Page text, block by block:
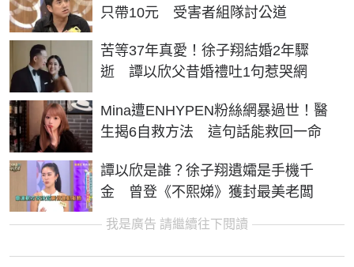
只帶10元 受害者組隊討公道
苦等37年真愛！徐子翔結婚2年驟
逝 譚以欣父昔婚禮吐1句惹哭網
Mina遭ENHYPEN粉絲網暴過世！醫
生揭6自救方法 這句話能救回一命
譚以欣是誰？徐子翔遺孀是手機千
金 曾登《不熙娣》獲封最美老闆
我是廣告 請繼續往下閱讀